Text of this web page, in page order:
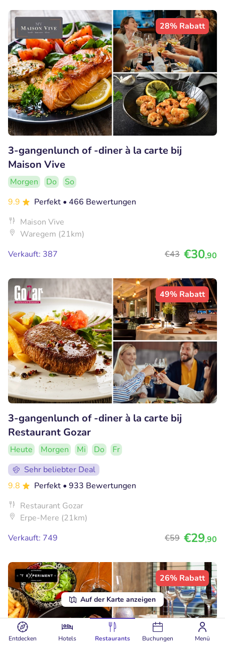
Entdecken Hotels Restaurants Buchungen Menü
Auf der Karte anzeigen
28% Rabatt
3-gangenlunch of -diner à la carte bij
Maison Vive
Morgen Do
So
9.9
Perfekt • 466 Bewertungen
Maison Vive
Waregem (21km)
Verkauft: 387
€43 €30,90
49% Rabatt
3-gangenlunch of -diner à la carte bij
Restaurant Gozar
Heute Morgen Mi Do
Fr
Sehr beliebter Deal
9.8
Perfekt • 933 Bewertungen
Restaurant Gozar
Erpe-Mere (21km)
Verkauft: 749
€59 €29,90
26% Rabatt